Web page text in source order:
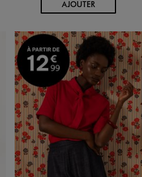
AJOUTERAU PANIER